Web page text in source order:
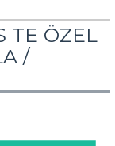
TE ÖZEL
/